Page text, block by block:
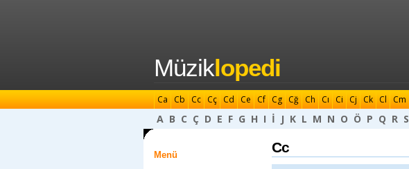
Müziklopedi
Ca Cb Cc Cç Cd Ce Cf Cg Cğ Ch Cı Ci Cj Ck Cl Cm
A B C Ç D E F G H I İ J K L M N O Ö P Q R S
Menü Cc